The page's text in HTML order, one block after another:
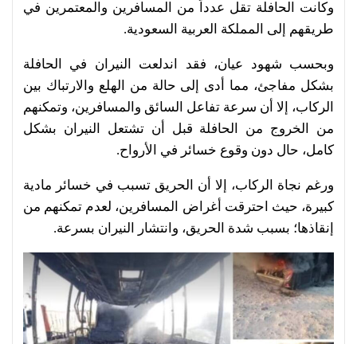
وكانت الحافلة تقل عدداً من المسافرين والمعتمرين في
طريقهم إلى المملكة العربية السعودية.
وبحسب شهود عيان، فقد اندلعت النيران في الحافلة
بشكل مفاجئ، مما أدى إلى حالة من الهلع والارتباك بين
الركاب، إلا أن سرعة تفاعل السائق والمسافرين، وتمكنهم
من الخروج من الحافلة قبل أن تشتعل النيران بشكل
كامل، حال دون وقوع خسائر في الأرواح.
ورغم نجاة الركاب، إلا أن الحريق تسبب في خسائر مادية
كبيرة، حيث احترقت أغراض المسافرين، لعدم تمكنهم من
إنقاذها؛ بسبب شدة الحريق، وانتشار النيران بسرعة.